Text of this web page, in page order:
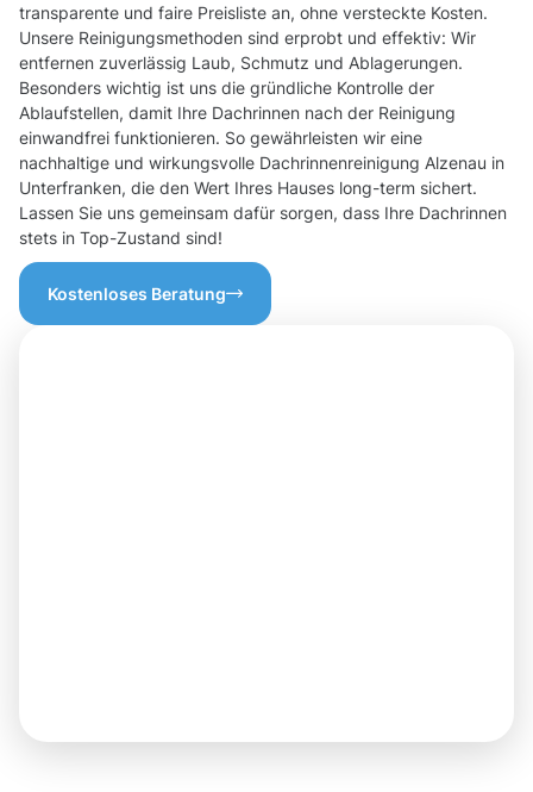
transparente und faire Preisliste an, ohne versteckte Kosten.
Unsere Reinigungsmethoden sind erprobt und effektiv: Wir
entfernen zuverlässig Laub, Schmutz und Ablagerungen.
Besonders wichtig ist uns die gründliche Kontrolle der
Ablaufstellen, damit Ihre Dachrinnen nach der Reinigung
einwandfrei funktionieren. So gewährleisten wir eine
nachhaltige und wirkungsvolle Dachrinnenreinigung Alzenau in
Unterfranken, die den Wert Ihres Hauses long-term sichert.
Lassen Sie uns gemeinsam dafür sorgen, dass Ihre Dachrinnen
stets in Top-Zustand sind!
Kostenloses Beratung